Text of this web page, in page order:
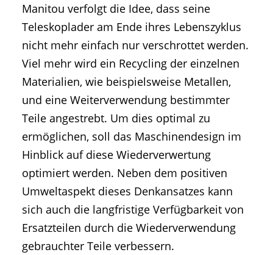
Manitou verfolgt die Idee, dass seine
Teleskoplader am Ende ihres Lebenszyklus
nicht mehr einfach nur verschrottet werden.
Viel mehr wird ein Recycling der einzelnen
Materialien, wie beispielsweise Metallen,
und eine Weiterverwendung bestimmter
Teile angestrebt. Um dies optimal zu
ermöglichen, soll das Maschinendesign im
Hinblick auf diese Wiederverwertung
optimiert werden. Neben dem positiven
Umweltaspekt dieses Denkansatzes kann
sich auch die langfristige Verfügbarkeit von
Ersatzteilen durch die Wiederverwendung
gebrauchter Teile verbessern.